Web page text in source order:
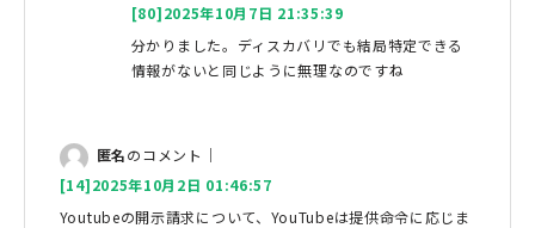
[80]2025年10月7日 21:35:39
分かりました。ディスカバリでも結局特定できる
情報がないと同じように無理なのですね
匿名のコメント｜
[14]2025年10月2日 01:46:57
Youtubeの開示請求について、YouTubeは提供命令に応じま